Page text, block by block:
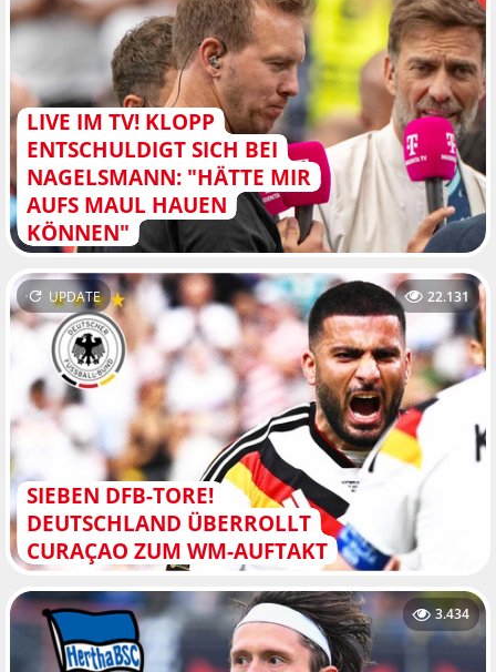
LIVE IM TV! KLOPP
ENTSCHULDIGT SICH BEI
NAGELSMANN: "HÄTTE MIR
AUFS MAUL HAUEN
KÖNNEN"
SIEBEN DFB-TORE!
DEUTSCHLAND ÜBERROLLT
CURAÇAO ZUM WM-AUFTAKT
UPDATE 22.131
3.434